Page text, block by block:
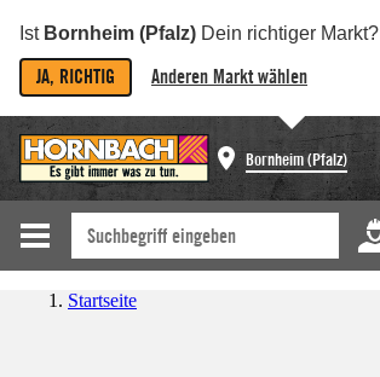
Ist Bornheim (Pfalz) Dein richtiger Markt?
JA, RICHTIG Anderen Markt wählen
Bornheim (Pfalz)
Startseite